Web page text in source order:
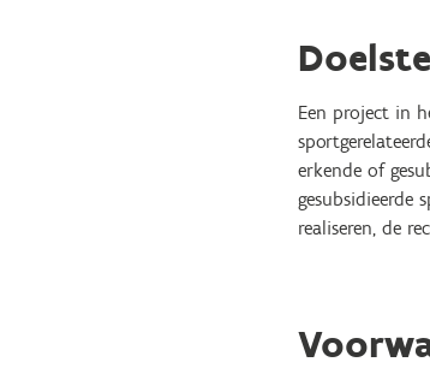
Een project in
erkende of
gesubsidieerde
realiseren, de